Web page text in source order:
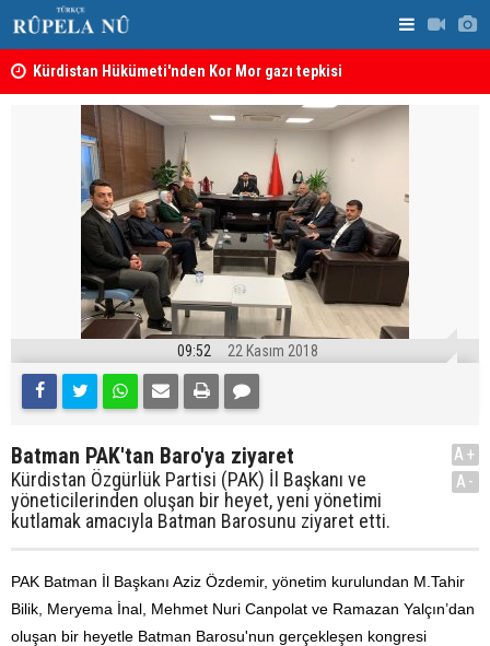
Kürdistan Hükümeti'nden Kor Mor gazı tepkisi
09:52 22 Kasım 2018
Batman PAK'tan Baro'ya ziyaret
Kürdistan Özgürlük Partisi (PAK) İl Başkanı ve
yöneticilerinden oluşan bir heyet, yeni yönetimi
kutlamak amacıyla Batman Barosunu ziyaret etti.
A+
A-
PAK Batman İl Başkanı Aziz Özdemir, yönetim kurulundan M.Tahir
Bilik, Meryema İnal, Mehmet Nuri Canpolat ve Ramazan Yalçın’dan
oluşan bir heyetle Batman Barosu'nun gerçekleşen kongresi